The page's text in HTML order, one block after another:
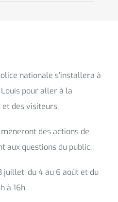
nationale s’installera à
pour aller à la
des visiteurs.
mèneront des actions de
aux questions du public.
juillet, du 4 au 6 août et du
à 16h.